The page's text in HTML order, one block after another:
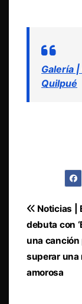
Galería
Quilpué
de
Noticias |
debuta con
una canción
superar una
amorosa